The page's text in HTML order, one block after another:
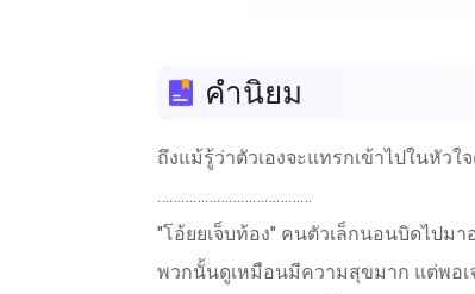
คำนิยม
ถึงแม้รู้ว่าตัวเองจะแทรกเข้าไปในหัว
…………………………………
"โอ้ยยเจ็บท้อง" คนตัวเล็กนอนบิดไปม
พวกนั้นดูเหมือนมีความสุขมาก แต่พอเจ